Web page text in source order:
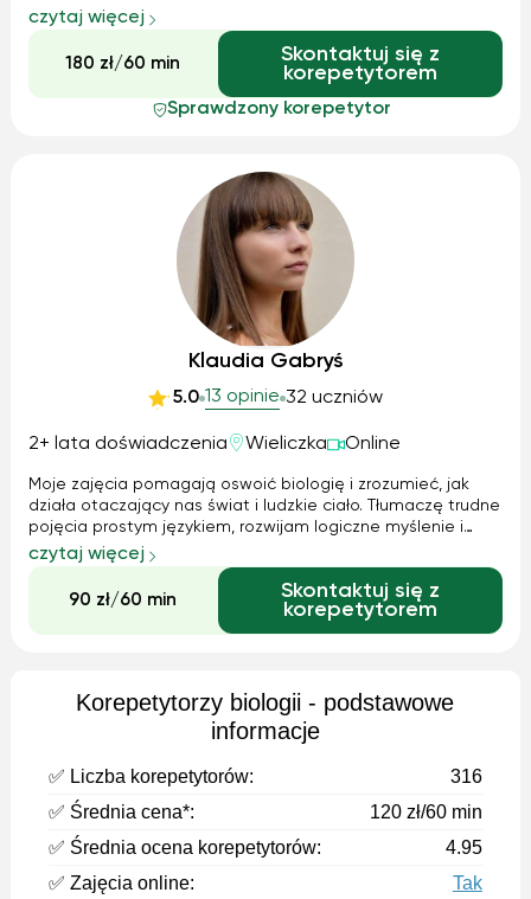
atmosferze. Maturzyści Korepetycji online udzielam za
pomocą bezpłatnej aplikacji Skype lub Zoom. Oferuję pełne
przygotowanie do matury rozsz...
czytaj więcej
180 zł/60 min
Skontaktuj się z
korepetytorem
Sprawdzony korepetytor
Klaudia Gabryś
5.0 13 opinie 32 uczniów
2+ lata doświadczenia Wieliczka Online
Moje zajęcia pomagają oswoić biologię i zrozumieć, jak
działa otaczający nas świat i ludzkie ciało. Tłumaczę trudne
pojęcia prostym językiem, rozwijam logiczne myślenie i
buduję pewność siebie ucznia przed tablicą. To szybka
pomoc w bieżącym materiale, odrabianiu lekcji i
przygotowaniu do kartkówek – bez stresu i w przyjaznej
atmosferze.
czytaj więcej
90 zł/60 min
Skontaktuj się z
korepetytorem
Korepetytorzy biologii - podstawowe
informacje
✅ Liczba korepetytorów:
316
✅ Średnia cena*:
120 zł/60 min
✅ Średnia ocena korepetytorów:
4.95
✅ Zajęcia online:
Tak